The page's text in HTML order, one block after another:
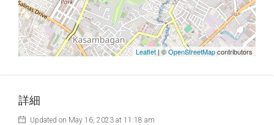
Leaflet| ©OpenStreetMapcontributors
詳細
Updated on May 16, 2023 at 11:18 am